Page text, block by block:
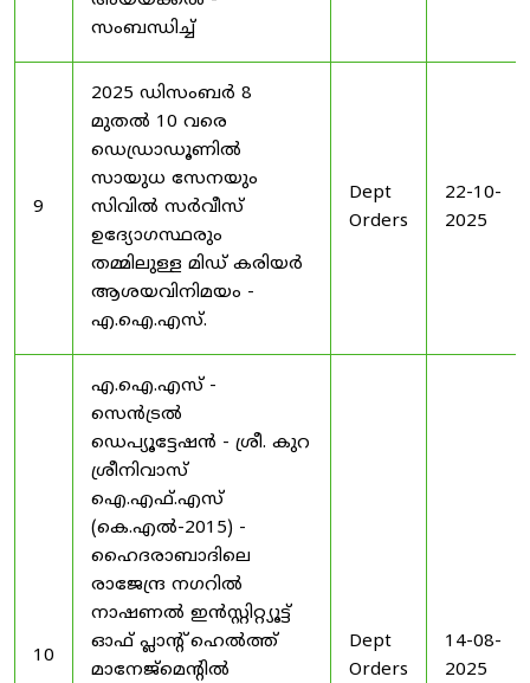
സംബന്ധിച്ച്
9
2025 ഡിസംബർ 8
മുതൽ 10 വരെ
ഡെഡ്രാഡൂണിൽ
സായുധ സേനയും
സിവിൽ സർവീസ്
ഉദ്യോഗസ്ഥരും
തമ്മിലുള്ള മിഡ് കരിയർ
ആശയവിനിമയം -
എ.ഐ.എസ്.
Dept
Orders
22-10-
2025
10
എ.ഐ.എസ് -
സെൻട്രൽ
ഡെപ്യൂട്ടേഷൻ - ശ്രീ. കുറ
ശ്രീനിവാസ്
ഐ.എഫ്.എസ്
(കെ.എൽ-2015) -
ഹൈദരാബാദിലെ
രാജേന്ദ്ര നഗറിൽ
നാഷണൽ ഇൻസ്റ്റിറ്റ്യൂട്ട്
ഓഫ് പ്ലാന്റ് ഹെൽത്ത്
മാനേജ്‌മെന്റിൽ
Dept
Orders
14-08-
2025